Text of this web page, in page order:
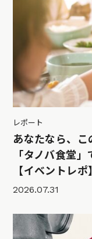
レポート
あなたなら、こ
「タノバ食堂
【イベントレポ】
2026.07.31